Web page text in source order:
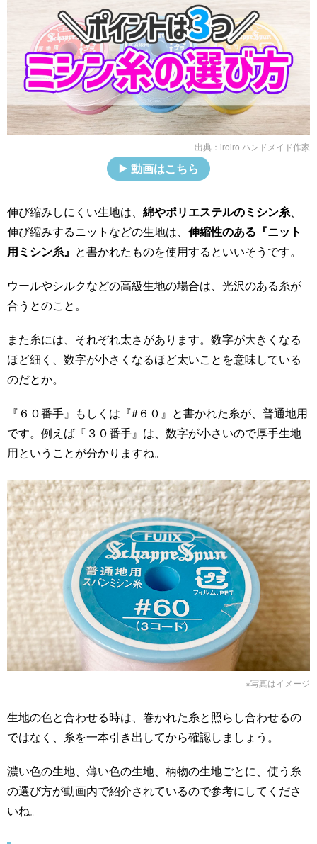
出典： iroiro ハンドメイド作家
動画はこちら
伸び縮みしにくい生地は、 綿やポリエステルのミシン糸、
伸び縮みするニットなどの生地は、 伸縮性のある『ニット
用ミシン糸』 と書かれたものを使用するといいそうです。
ウールやシルクなどの高級生地の場合は、光沢のある糸が
合うとのこと。
また糸には、それぞれ太さがあります。数字が大きくなる
ほど細く、数字が小さくなるほど太いことを意味している
のだとか。
『６０番手』もしくは『#６０』と書かれた糸が、普通地用
です。例えば『３０番手』は、数字が小さいので厚手生地
用ということが分かりますね。
※写真はイメージ
生地の色と合わせる時は、巻かれた糸と照らし合わせるの
ではなく、糸を一本引き出してから確認しましょう。
濃い色の生地、薄い色の生地、柄物の生地ごとに、使う糸
の選び方が動画内で紹介されているので参考にしてくださ
いね。